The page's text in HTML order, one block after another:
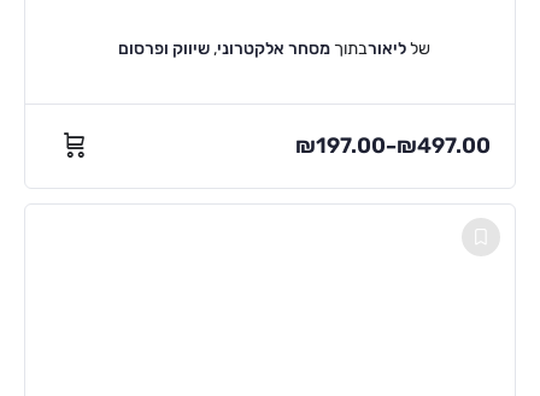
שלליאורבתוך מסחר אלקטרוני, שיווק ופרסום
₪197.00–₪497.00